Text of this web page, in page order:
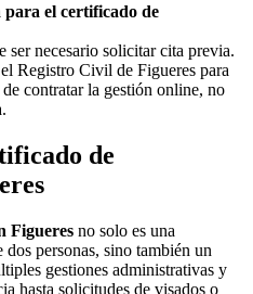
para el certificado de
ser necesario solicitar cita previa.
Registro Civil de Figueres para
contratar la gestión online, no
de
Figueres no solo es una
personas, sino también un
gestiones administrativas y
hasta solicitudes de visados o